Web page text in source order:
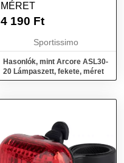
MÉRET
4 190 Ft
Sportissimo
Hasonlók, mint Arcore ASL30-
20 Lámpaszett, fekete, méret